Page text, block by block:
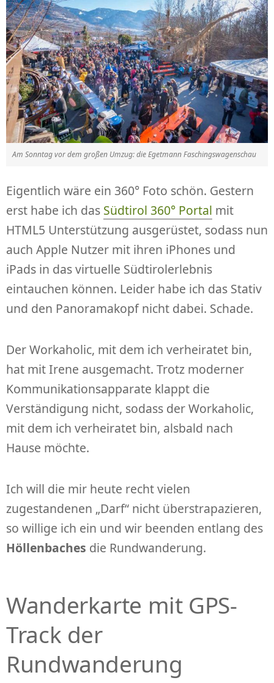
Am Sonntag vor dem großen Umzug: die Egetmann Faschingswagenschau
Eigentlich wäre ein 360° Foto schön. Gestern
erst habe ich das Südtirol 360° Portal mit
HTML5 Unterstützung ausgerüstet, sodass nun
auch Apple Nutzer mit ihren iPhones und
iPads in das virtuelle Südtirolerlebnis
eintauchen können. Leider habe ich das Stativ
und den Panoramakopf nicht dabei. Schade.
Der Workaholic, mit dem ich verheiratet bin,
hat mit Irene ausgemacht. Trotz moderner
Kommunikationsapparate klappt die
Verständigung nicht, sodass der Workaholic,
mit dem ich verheiratet bin, alsbald nach
Hause möchte.
Ich will die mir heute recht vielen
zugestandenen „Darf“ nicht überstrapazieren,
so willige ich ein und wir beenden entlang des
Höllenbaches die Rundwanderung.
Wanderkarte mit GPS-
Track der
Rundwanderung